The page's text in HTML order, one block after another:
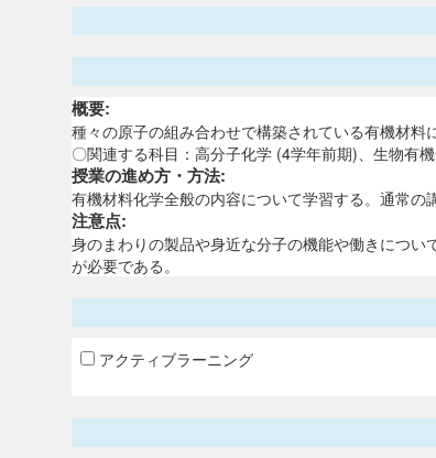
概要:
種々の原子の組み合わせで構築されている有機材料
〇関連する科目：高分子化学 (4学年前期)、生物有
授業の進め方・方法:
有機材料化学全般の内容について学習する。通常の
注意点:
身のまわりの製品や身近な分子の機能や働きにつ
が必要である。
アクティブラーニング